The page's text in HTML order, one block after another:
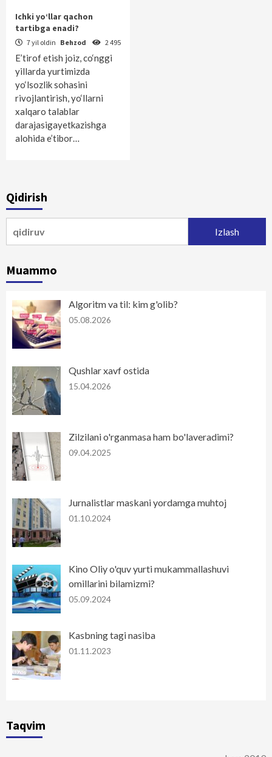
Ichki yo‘llar qachon
tartibga enadi?
7 yil oldin Behzod 2 495
E’tirof etish joiz, co‘nggi
yillarda yurtimizda
yo‘lsozlik sohasini
rivojlantirish, yo‘llarni
xalqaro talablar
darajasigayetkazishga
alohida e’tibor…
Qidirish
Muammo
Algoritm va til: kim g'olib?
05.08.2026
Qushlar xavf ostida
15.04.2026
Zilzilani o'rganmasa ham bo'laveradimi?
09.04.2025
Jurnalistlar maskani yordamga muhtoj
01.10.2024
Kino Oliy o'quv yurti mukammallashuvi
omillarini bilamizmi?
05.09.2024
Kasbning tagi nasiba
01.11.2023
Taqvim